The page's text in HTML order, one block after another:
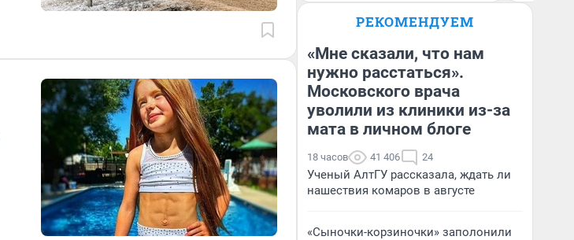
РЕКОМЕНДУЕМ
«Мне сказали, что нам
нужно расстаться».
Московского врача
уволили из клиники из-за
мата в личном блоге
18 часов 41 406 24
Ученый АлтГУ рассказала, ждать ли
нашествия комаров в августе
«Сыночки-корзиночки» заполонили